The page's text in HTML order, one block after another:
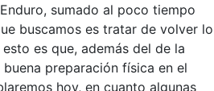
sumado al poco tiempo
buscamos es tratar de volver lo
es que, además del de la
preparación física en el
hoy, en cuanto algunas